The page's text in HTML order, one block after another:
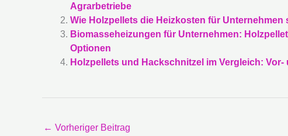
Agrarbetriebe
Wie Holzpellets die Heizkosten für Unternehmen
Biomasseheizungen für Unternehmen:
Optionen
Holzpellets und Hackschnitzel im Vergleich:
← Vorheriger Beitrag